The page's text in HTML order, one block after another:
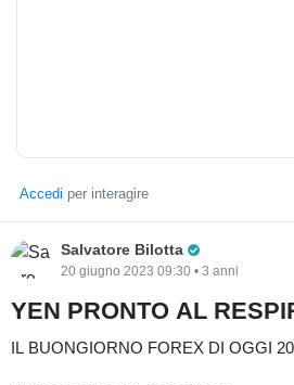
Accedi per interagire
Salvatore Bilotta
20 giugno 2023 09:30 • 3 anni
YEN PRONTO AL
IL BUONGIORNO FOREX DI OGGI